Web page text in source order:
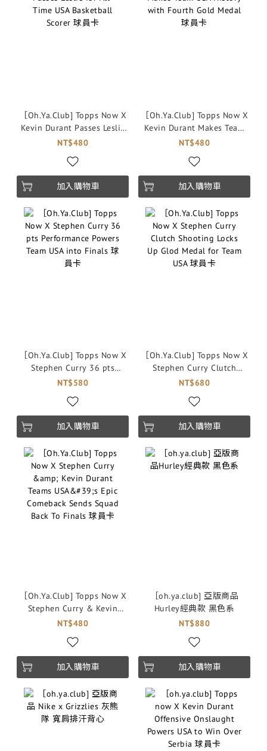
［Oh.Ya.Club] Topps Now X
Kevin Durant Passes Leslie
for All-Time USA Basketball
NT$480
加入購物車
［Oh.Ya.Club] Topps Now X
Kevin Durant Makes Team
USA History with Fourth
NT$480
加入購物車
［Oh.Ya.Club] Topps Now X
Stephen Curry 36 pts
Performance Powers Team
NT$580
加入購物車
［Oh.Ya.Club] Topps Now X
Stephen Curry Clutch
Shooting Locks Up Glod
NT$680
加入購物車
［Oh.Ya.Club] Topps Now X
Stephen Curry & Kevin
Durant Teams USA's Epic
Back To Finals 球員卡
NT$480
加入購物車
［oh.ya.club] 亞版商品
Hurley經典款 黑色系
NT$880
加入購物車